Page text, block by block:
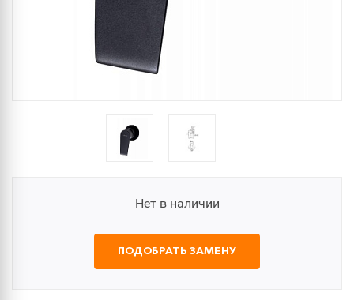
Нет в наличии
ПОДОБРАТЬ ЗАМЕНУ